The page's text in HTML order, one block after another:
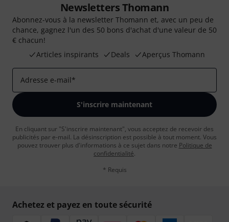
Newsletters Thomann
Abonnez-vous à la newsletter Thomann et, avec un peu de
chance, gagnez l'un des 50 bons d'achat d'une valeur de 50
€ chacun!
Articles inspirants
Deals Aperçus Thomann
Adresse e-mail*
S'inscrire maintenant
En cliquant sur "S'inscrire maintenant", vous acceptez de recevoir des
publicités par e-mail. La désinscription est possible à tout moment. Vous
pouvez trouver plus d'informations à ce sujet dans notre Politique de
confidentialité.
* Requis
Achetez et payez en toute sécurité